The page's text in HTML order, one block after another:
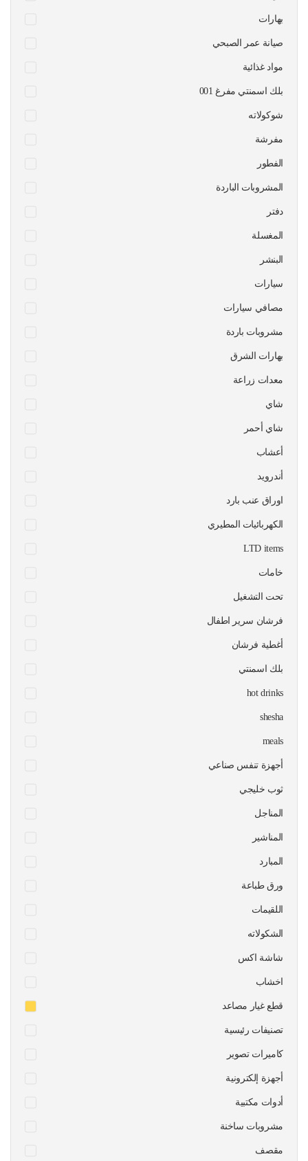
بهارات
صيانة عمر الصبحي
مواد غذائية
بلك اسمنتي مفرغ 001
شوكولاته
مفرشة
الفطور
المشروبات الباردة
دفتر
المغسلة
البنشر
سيارات
مصافي سيارات
مشروبات باردة
بهارات الشرق
معدات زراعة
شاي
شاي أحمر
أعشاب
أندرويد
اوراق عنب بارد
الكهربائيات المطيري
LTD items
خامات
تحت التشغيل
فرشان سرير اطفال
أغطية فرشان
بلك اسمنتي
hot drinks
shesha
meals
أجهزة تنفس صناعي
ثوب خليجي
المناجل
المناشير
المبارد
ورق طباعة
اللقيمات
الشكولاته
شاشة اكس
اخشاب
قطع غيار مصاعد
تصنيفات رئيسية
كاميرات تصوير
أجهزة إلكترونية
أدوات مكتبية
مشروبات ساخنة
مقصف